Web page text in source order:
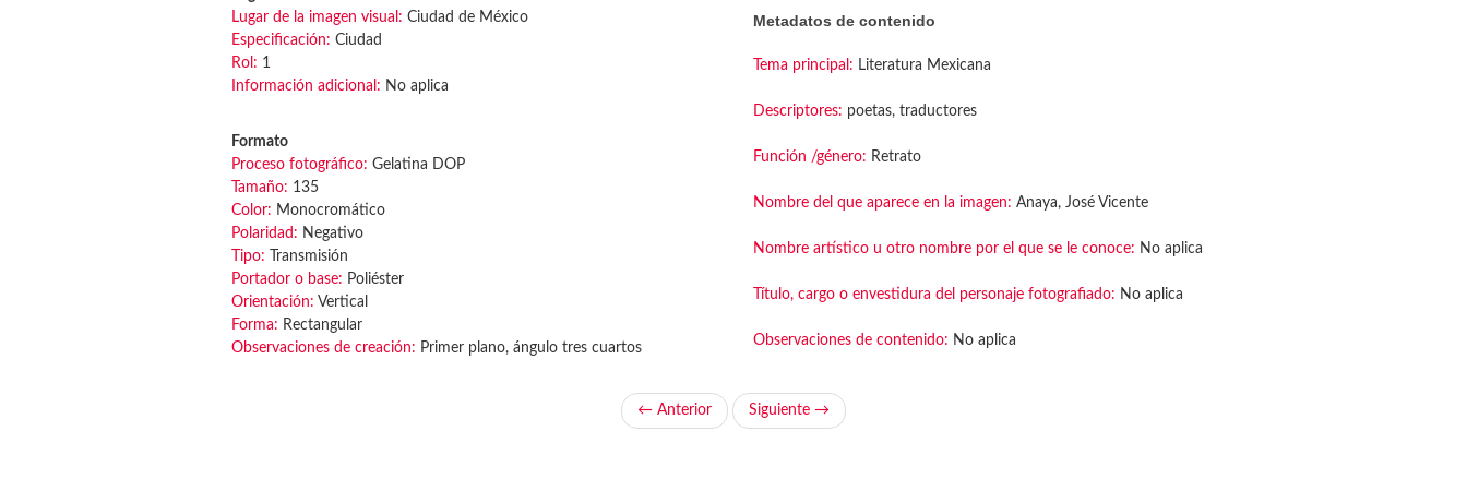
Lugar de la imagen visual: Ciudad de México
Especificación: Ciudad
Rol: 1
Información adicional: No aplica
Formato
Proceso fotográfico: Gelatina DOP
Tamaño: 135
Color: Monocromático
Polaridad: Negativo
Tipo: Transmisión
Portador o base: Poliéster
Orientación: Vertical
Forma: Rectangular
Observaciones de creación: Primer plano, ángulo tres cuartos
Metadatos de contenido
Tema principal: Literatura Mexicana
Descriptores: poetas, traductores
Función /género: Retrato
Nombre del que aparece en la imagen: Anaya, José Vicente
Nombre artístico u otro nombre por el que se le conoce: No aplica
Título, cargo o envestidura del personaje fotografiado: No aplica
Observaciones de contenido: No aplica
← Anterior Siguiente →